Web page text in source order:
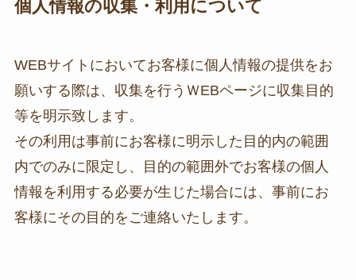
個人情報の収集・利用について
WEBサイトにおいてお客様に個人情報の提供をお
願いする際は、収集を行うＷEBページに収集目的
等を明示致します。
その利用は事前にお客様に明示した目的内の範囲
内でのみに限定し、目的の範囲外でお客様の個人
情報を利用する必要が生じた場合には、事前にお
客様にその目的をご連絡いたします。